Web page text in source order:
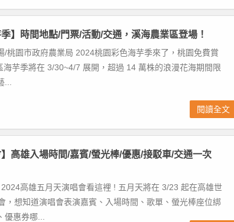
】時間地點/門票/活動/交通，溪海農業區登場！
/桃園市政府農業局 2024桃園彩色海芋季來了，桃園免費賞
海芋季將在 3/30~4/7 展開，超過 14 萬株的浪漫花海期間限
閱讀全文
】高雄入場時間/嘉賓/螢光棒/優惠/接駁車/交通一次
高雄五月天演唱會看這裡 ! 五月天將在 3/23 起在高雄世
，想知道演唱會表演嘉賓、入場時間、歌單、螢光棒座位綁
惠券哪...